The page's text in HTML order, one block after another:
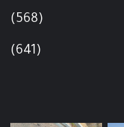
(568)
(641)